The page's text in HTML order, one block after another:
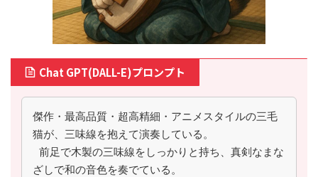
Chat GPT(DALL-E)プロンプト
傑作・最高品質・超高精細・アニメスタイルの三毛
猫が、三味線を抱えて演奏している。
ざしで和の音色を奏でている。